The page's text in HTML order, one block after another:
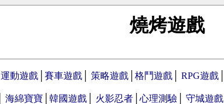
燒烤遊戲
運動遊戲 賽車遊戲 策略遊戲 格鬥遊戲 RPG遊戲
海綿寶寶 韓國遊戲 火影忍者 心理測驗 守城遊戲